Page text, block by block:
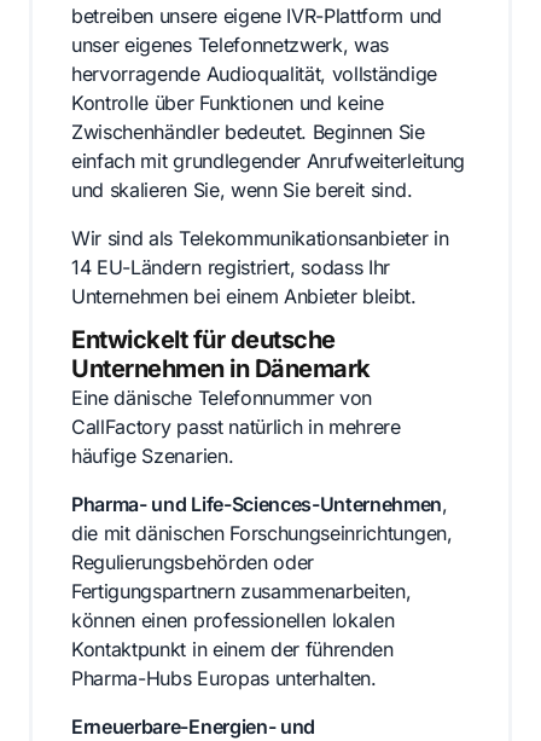
betreiben unsere eigene IVR-Plattform und
unser eigenes Telefonnetzwerk, was
hervorragende Audioqualität, vollständige
Kontrolle über Funktionen und keine
Zwischenhändler bedeutet. Beginnen Sie
einfach mit grundlegender Anrufweiterleitung
und skalieren Sie, wenn Sie bereit sind.
Wir sind als Telekommunikationsanbieter in
14 EU-Ländern registriert, sodass Ihr
Unternehmen bei einem Anbieter bleibt.
Entwickelt für deutsche
Unternehmen in Dänemark
Eine dänische Telefonnummer von
CallFactory passt natürlich in mehrere
häufige Szenarien.
Pharma- und Life-Sciences-Unternehmen,
die mit dänischen Forschungseinrichtungen,
Regulierungsbehörden oder
Fertigungspartnern zusammenarbeiten,
können einen professionellen lokalen
Kontaktpunkt in einem der führenden
Pharma-Hubs Europas unterhalten.
Erneuerbare-Energien- und